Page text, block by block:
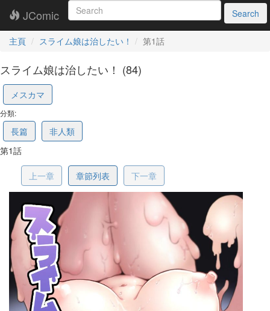
JComic Search
主頁 スライム娘は治したい！ 第1話
スライム娘は治したい！ (84)
メスカマ
分類:
長篇
非人類
第1話
上一章 章節列表 下一章